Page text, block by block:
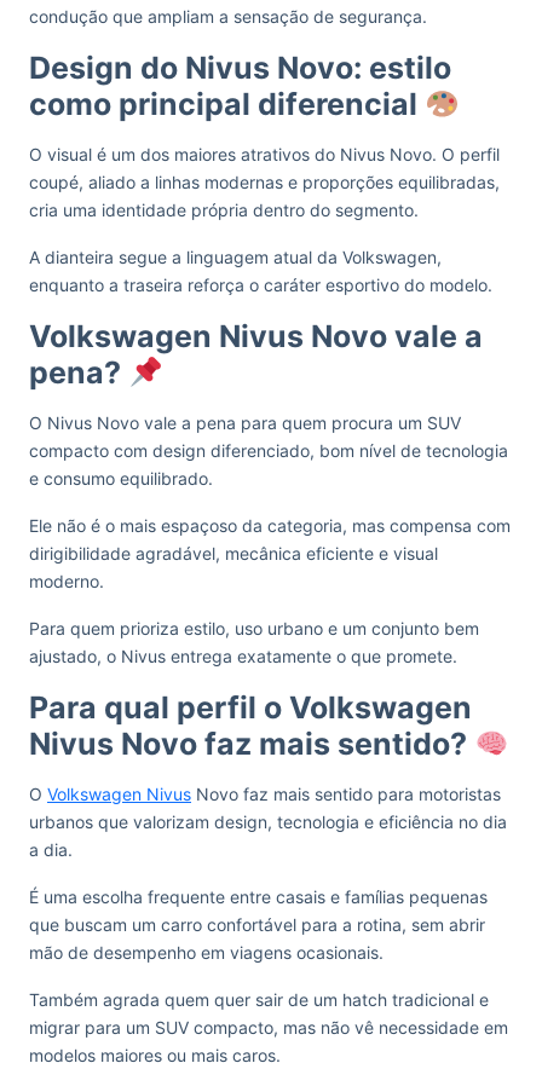
condução que ampliam a sensação de segurança.
Design do Nivus Novo: estilo
como principal diferencial
O visual é um dos maiores atrativos do Nivus Novo. O perfil
coupé, aliado a linhas modernas e proporções equilibradas,
cria uma identidade própria dentro do segmento.
A dianteira segue a linguagem atual da Volkswagen,
enquanto a traseira reforça o caráter esportivo do modelo.
Volkswagen Nivus Novo vale a
pena?
O Nivus Novo vale a pena para quem procura um SUV
compacto com design diferenciado, bom nível de tecnologia
e consumo equilibrado.
Ele não é o mais espaçoso da categoria, mas compensa com
dirigibilidade agradável, mecânica eficiente e visual
moderno.
Para quem prioriza estilo, uso urbano e um conjunto bem
ajustado, o Nivus entrega exatamente o que promete.
Para qual perfil o Volkswagen
Nivus Novo faz mais sentido?
O Volkswagen Nivus Novo faz mais sentido para motoristas
urbanos que valorizam design, tecnologia e eficiência no dia
a dia.
É uma escolha frequente entre casais e famílias pequenas
que buscam um carro confortável para a rotina, sem abrir
mão de desempenho em viagens ocasionais.
Também agrada quem quer sair de um hatch tradicional e
migrar para um SUV compacto, mas não vê necessidade em
modelos maiores ou mais caros.